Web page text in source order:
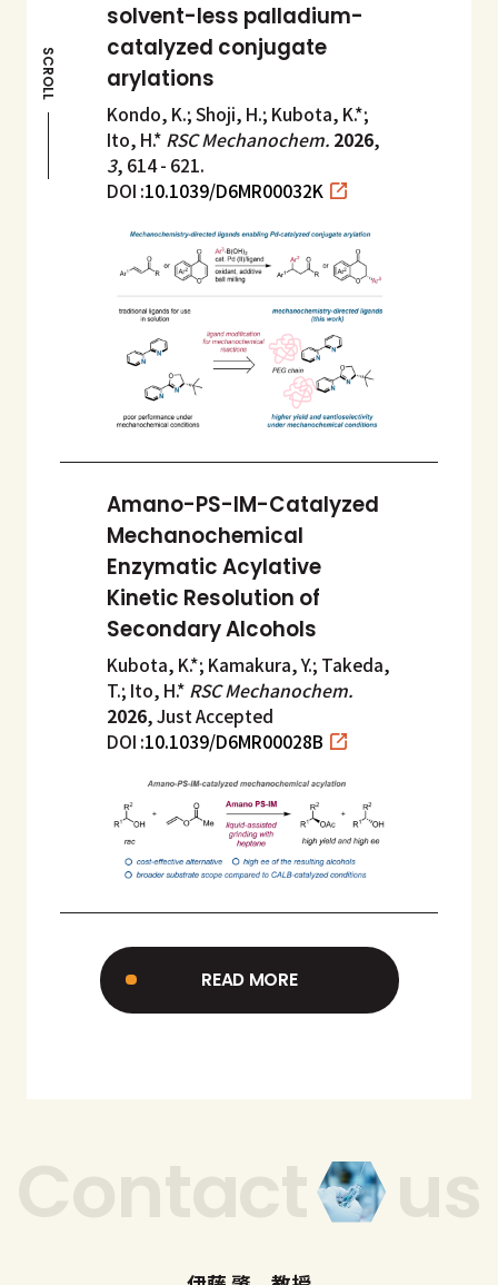
SCROLL
solvent-less palladium-
catalyzed conjugate
arylations
Kondo, K.; Shoji, H.; Kubota, K.*;
Ito, H.* RSC Mechanochem. 2026,
3, 614 - 621.
DOI :10.1039/D6MR00032K
Amano-PS-IM-Catalyzed
Mechanochemical
Enzymatic Acylative
Kinetic Resolution of
Secondary Alcohols
Kubota, K.*; Kamakura, Y.; Takeda,
T.; Ito, H.* RSC Mechanochem.
2026, Just Accepted
DOI :10.1039/D6MR00028B
READ MORE